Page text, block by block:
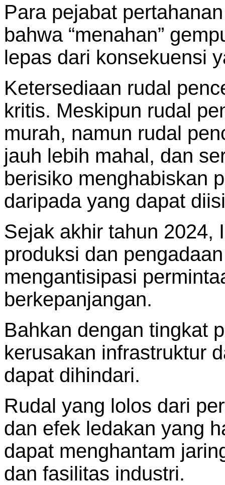
Para pejabat
bahwa “menahan”
lepas dari konsekuensi
Ketersediaan rudal
kritis. Meskipun rudal
murah, namun rudal
jauh lebih mahal, dan
berisiko menghabiskan
daripada yang dapat
Sejak akhir tahun 2024,
produksi dan
mengantisipasi
berkepanjangan.
Bahkan dengan tingkat
kerusakan infrastruktur
dapat dihindari.
Rudal yang lolos dari
dan efek ledakan yang
dapat menghantam
dan fasilitas industri.